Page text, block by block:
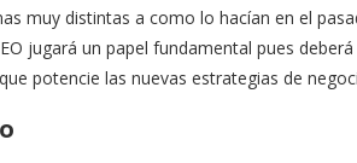
muy distintas a como lo hacían en el
jugará un papel fundamental pues
potencie las nuevas estrategias de